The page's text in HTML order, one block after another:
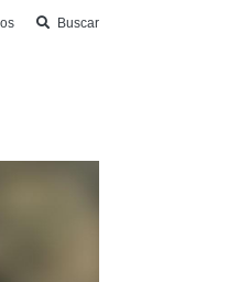
Buscar